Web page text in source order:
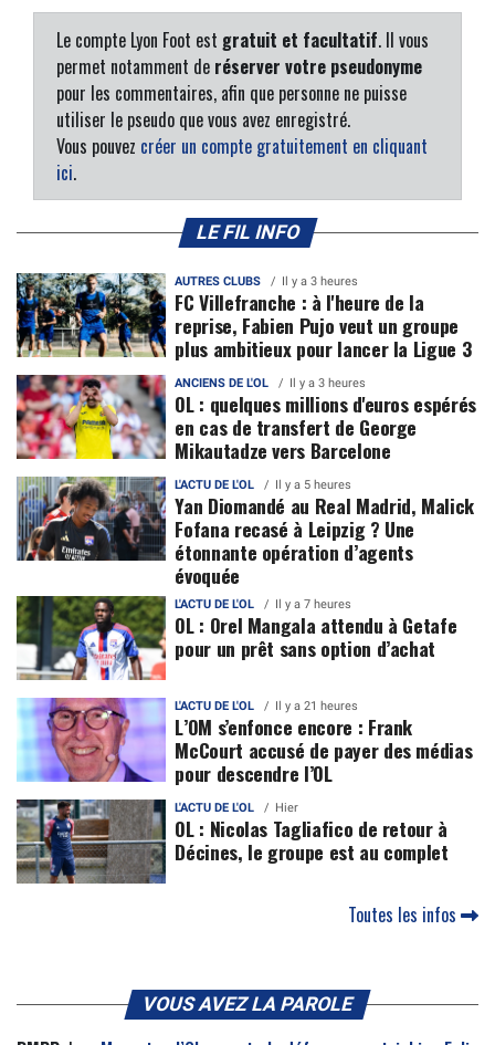
Le compte Lyon Foot est gratuit et facultatif. Il vous
permet notamment de réserver votre pseudonyme
pour les commentaires, afin que personne ne puisse
utiliser le pseudo que vous avez enregistré.
Vous pouvez créer un compte gratuitement en cliquant
ici.
LE FIL INFO
AUTRES CLUBS Il y a 3 heures
FC Villefranche : à l'heure de la
reprise, Fabien Pujo veut un groupe
plus ambitieux pour lancer la Ligue 3
ANCIENS DE L'OL Il y a 3 heures
OL : quelques millions d'euros espérés
en cas de transfert de George
Mikautadze vers Barcelone
L'ACTU DE L'OL Il y a 5 heures
Yan Diomandé au Real Madrid, Malick
Fofana recasé à Leipzig ? Une
étonnante opération d’agents
évoquée
L'ACTU DE L'OL Il y a 7 heures
OL : Orel Mangala attendu à Getafe
pour un prêt sans option d’achat
L'ACTU DE L'OL Il y a 21 heures
L’OM s’enfonce encore : Frank
McCourt accusé de payer des médias
pour descendre l’OL
L'ACTU DE L'OL Hier
OL : Nicolas Tagliafico de retour à
Décines, le groupe est au complet
Toutes les infos
VOUS AVEZ LA PAROLE